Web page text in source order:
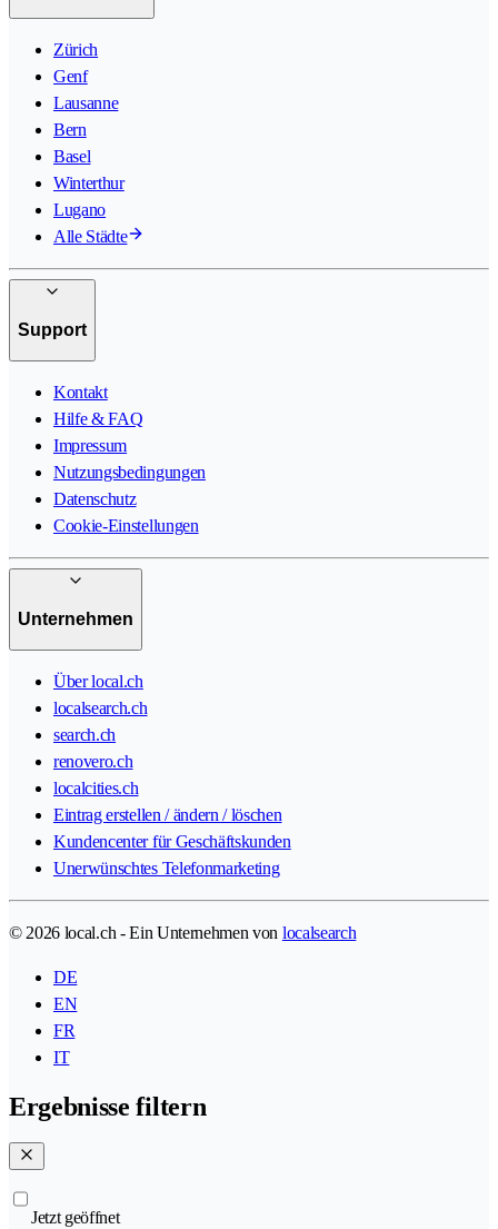
Zürich
Genf
Lausanne
Bern
Basel
Winterthur
Lugano
Alle Städte
Support
Kontakt
Hilfe & FAQ
Impressum
Nutzungsbedingungen
Datenschutz
Cookie-Einstellungen
Unternehmen
Über local.ch
localsearch.ch
search.ch
renovero.ch
localcities.ch
Eintrag erstellen / ändern / löschen
Kundencenter für Geschäftskunden
Unerwünschtes Telefonmarketing
© 2026 local.ch - Ein Unternehmen von localsearch
DE
EN
FR
IT
Ergebnisse filtern
Jetzt geöffnet